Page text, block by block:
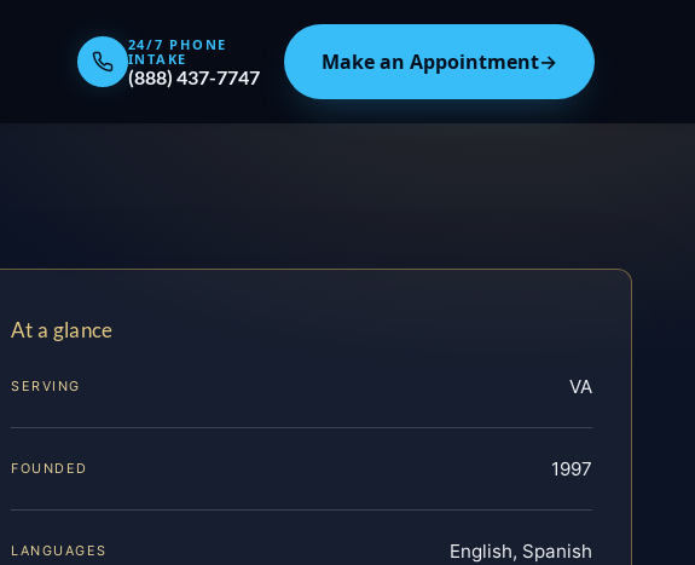
24/7 PHONE
INTAKE
(888) 437-7747
Make an Appointment→
At a glance
SERVING VA
FOUNDED 1997
LANGUAGES English, Spanish